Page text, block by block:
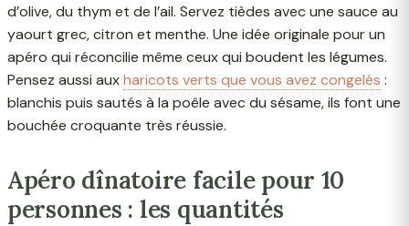
d’olive, du thym et de l’ail. Servez tièdes avec une sauce au
yaourt grec, citron et menthe. Une idée originale pour un
apéro qui réconcilie même ceux qui boudent les légumes.
Pensez aussi auxharicots verts que vous avez congelés :
blanchis puis sautés à la poêle avec du sésame, ils font une
bouchée croquante très réussie.
Apéro dînatoire facile pour 10
personnes : les quantités